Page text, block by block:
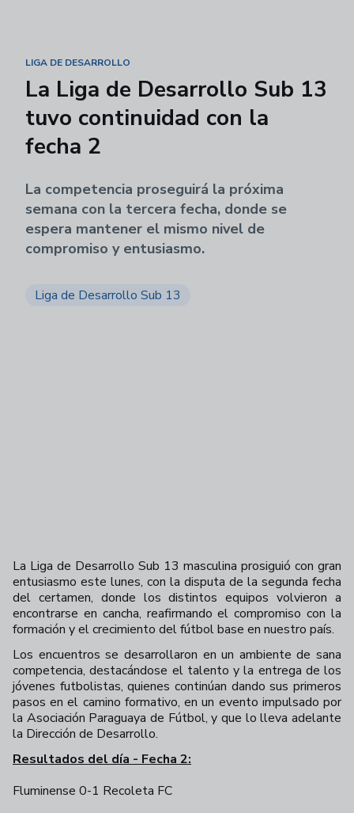
LIGA DE DESARROLLO
La Liga de Desarrollo Sub 13
tuvo continuidad con la
fecha 2
La competencia proseguirá la próxima
semana con la tercera fecha, donde se
espera mantener el mismo nivel de
compromiso y entusiasmo.
Liga de Desarrollo Sub 13
La Liga de Desarrollo Sub 13 masculina prosiguió con gran
entusiasmo este lunes, con la disputa de la segunda fecha
del certamen, donde los distintos equipos volvieron a
encontrarse en cancha, reafirmando el compromiso con la
formación y el crecimiento del fútbol base en nuestro país.
Los encuentros se desarrollaron en un ambiente de sana
competencia, destacándose el talento y la entrega de los
jóvenes futbolistas, quienes continúan dando sus primeros
pasos en el camino formativo, en un evento impulsado por
la Asociación Paraguaya de Fútbol, y que lo lleva adelante
la Dirección de Desarrollo.
Resultados del día - Fecha 2:
Fluminense 0-1 Recoleta FC